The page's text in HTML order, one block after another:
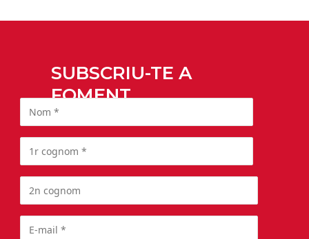
SUBSCRIU-TE A
FOMENT